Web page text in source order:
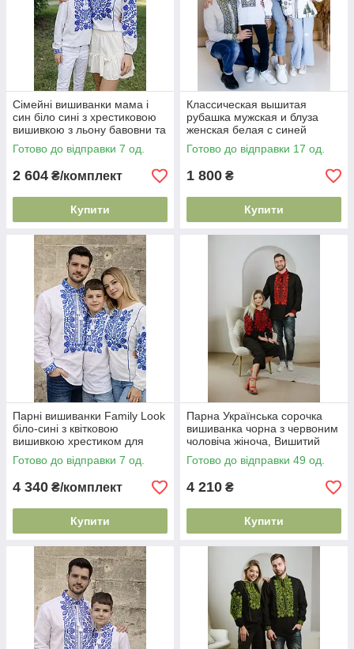
Сімейні вишиванки мама і
син біло сині з хрестиковою
вишивкою з льону бавовни та
віскози
Готово до відправки 7 од.
2 604 ₴/комплект
Купити
Классическая вышитая
рубашка мужская и блуза
женская белая с синей
вышевкой Парні вишиванки
Вышиванки для пары
Готово до відправки 17 од.
1 800 ₴
Купити
Парні вишиванки Family Look
біло-сині з квітковою
вишивкою хрестиком для
сім’ї тато мама син
Готово до відправки 7 од.
4 340 ₴/комплект
Купити
Парна Українська сорочка
вишиванка чорна з червоним
чоловіча жіноча, Вишитий
комплект для пари
Готово до відправки 49 од.
4 210 ₴
Купити